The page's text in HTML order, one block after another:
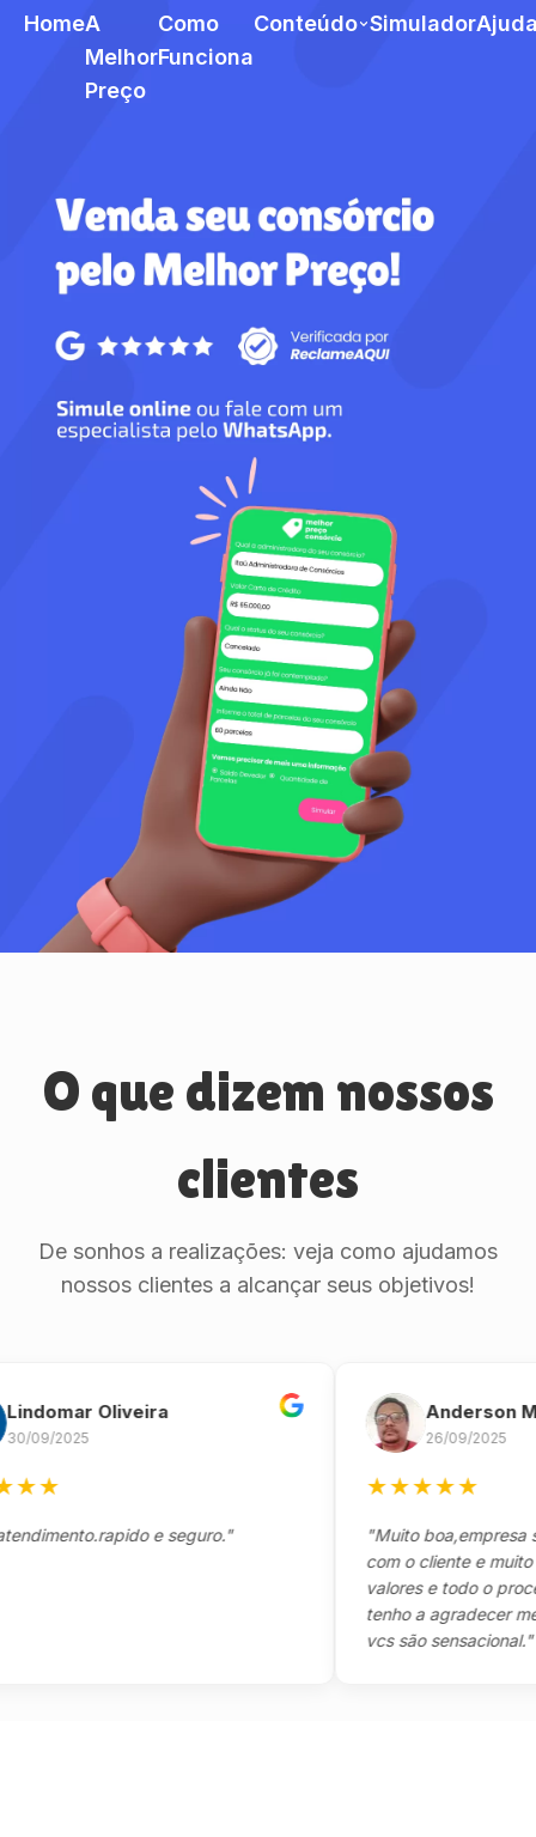
HomeA
Melhor
Preço
Como
Funciona
Conteúdo Simulador
O que dizem nossos
clientes
De sonhos a realizações: veja como ajudamos
nossos clientes a alcançar seus objetivos!
Oliveira
2025
e seguro."
Anderson
26/09/2025
★★★
"Muito boa,empresa séria
com o cliente e muito
valores e todo o processo
tenho a agradecer
vcs são sensacional."